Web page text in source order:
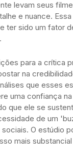
levam seus
e nuance.
ter sido um fator
para a crítica
na
que esses
uma confiança
que ele se
de um
O estúdio
mais